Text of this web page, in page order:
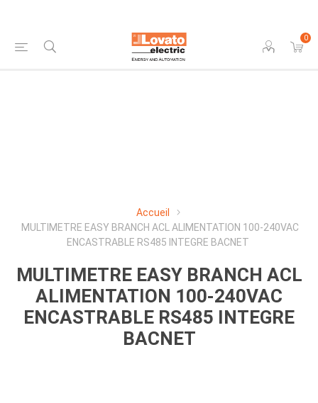
0
Accueil
MULTIMETRE EASY BRANCH ACL ALIMENTATION 100-240VAC
ENCASTRABLE RS485 INTEGRE BACNET
MULTIMETRE EASY BRANCH ACL
ALIMENTATION 100-240VAC
ENCASTRABLE RS485 INTEGRE
BACNET